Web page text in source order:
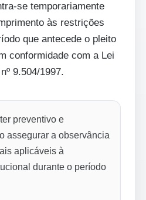
se temporariamente
às restrições
que antecede o pleito
conformidade com a Lei
9.504/1997.
preventivo e
assegurar a observância
aplicáveis à
durante o período